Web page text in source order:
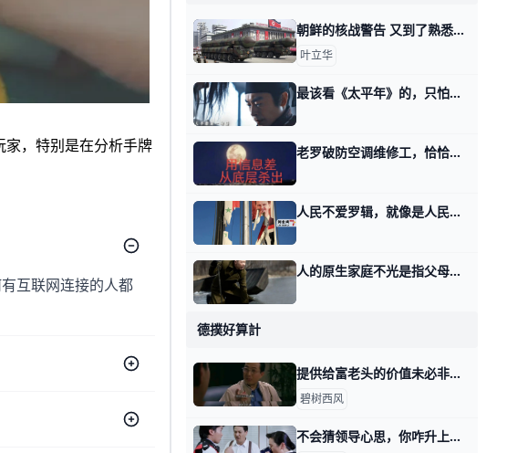
，特别是在分析手牌
互联网连接的人都
朝鲜的核战警告 又到了熟悉的没有新闻，又到了昨天刚说国家应该有打核武器的自由，今天朝鲜就警告说随时有爆发核战风险。 朝鲜领导人的原话是：朝鲜半岛从未像现在这样
叶立华
最该看《太平年》的，只怕是大洋彼岸金发那位 那天在如何做自身命运的编剧的第四部分里面，我说黑客帝国，拍错了。 不可能你吃了红药丸蓝药丸物质世界本身发生变化，发生变化的，只是你的看法。 有个
老罗破防空调维修工，恰恰说明：干这个，是真赚钱 昨天我在铁打的中产，流水的中产阶级的第四个话题里。 我说，人这辈子，谁都需要一个起点，哪怕朱元璋开局一个碗，装备全靠捡，他也得肯端起碗，不是么
人民不爱罗辑，就像是人民不爱阿萨德 一个政权的领袖，直接走掉，仿佛读了再别康桥。 挥一挥衣袖，除了带走了自己人，其他的都没有带走。 到了俄罗斯，既不组织流亡政府，也不发表谴责声明，
人的原生家庭不光是指父母，也包括大环境本身 上午我聊国内的盖茨比时，有读者问我，为什么我没能长成我爷爷奶奶那样？ 这里面有一个更深层次的话题叫做，什么是原生家庭？ 你的父母只是你原生家庭的
德撲好算計
提供给富老头的价值未必非得是你自己身上的 那天我写这年头该怎么赚钱时，有个在美国工作的，副业做一对一家教的读者问，怎么打开富老头的圈子。 我说终归得提供价值，对方看得上的价值。 有其他读
碧树西风
不会猜领导心思，你咋升上去呢？ 那天我写这年头该怎么赚钱时，我说表演型的工作，很多人是不过滤的，简单说就是拿手下当小白鼠。 你自己去撞南墙吧。 有读者看了之后，感慨说，过滤干净